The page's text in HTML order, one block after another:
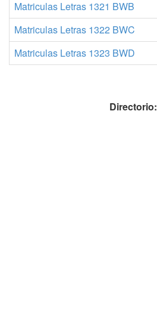
Matriculas Letras 1321 BWB
Matriculas Letras 1322 BWC
Matriculas Letras 1323 BWD
Directorio: